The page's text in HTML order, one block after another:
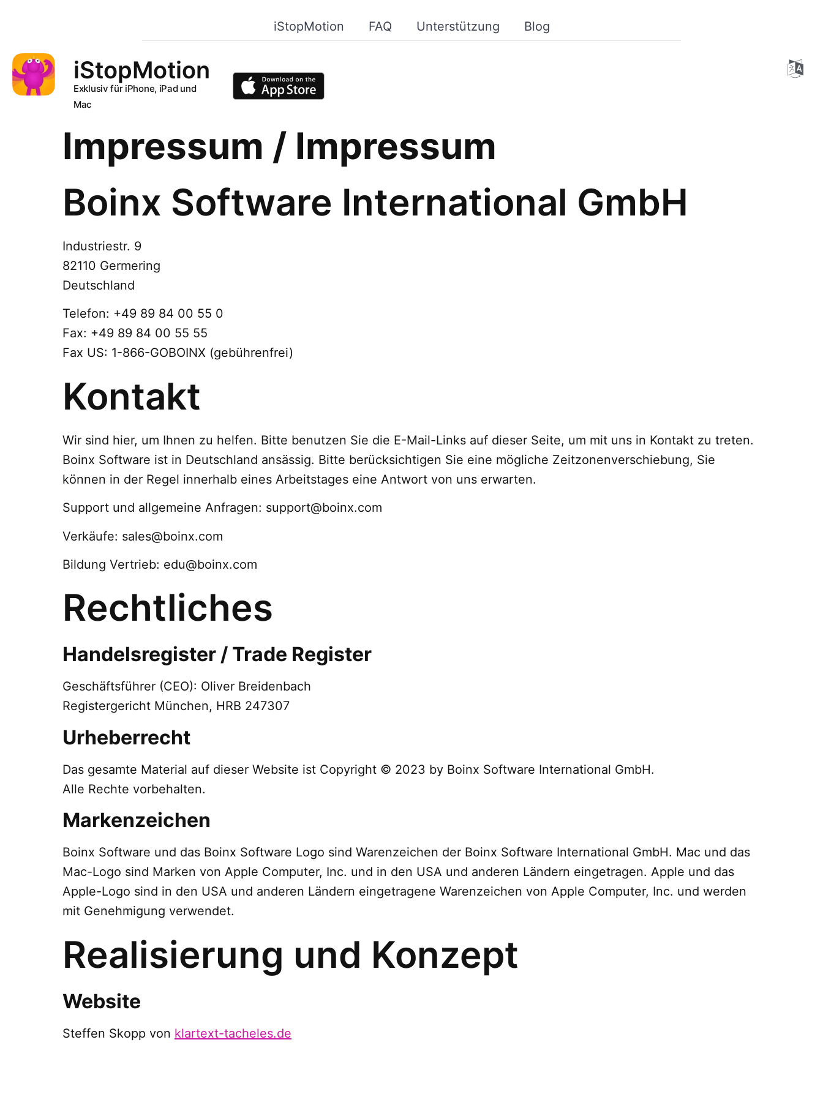
iStopMotion FAQ Unterstützung Blog
iStopMotion
Exklusiv für iPhone, iPad und
Mac
Impressum / Impressum
Boinx Software International GmbH
Industriestr. 9
82110 Germering
Deutschland
Telefon: +49 89 84 00 55 0
Fax: +49 89 84 00 55 55
Fax US: 1-866-GOBOINX (gebührenfrei)
Kontakt
Wir sind hier, um Ihnen zu helfen. Bitte benutzen Sie die E-Mail-Links auf dieser Seite, um mit uns in Kontakt zu treten.
Boinx Software ist in Deutschland ansässig. Bitte berücksichtigen Sie eine mögliche Zeitzonenverschiebung, Sie
können in der Regel innerhalb eines Arbeitstages eine Antwort von uns erwarten.
Support und allgemeine Anfragen: support@boinx.com
Verkäufe: sales@boinx.com
Bildung Vertrieb: edu@boinx.com
Rechtliches
Handelsregister / Trade Register
Geschäftsführer (CEO): Oliver Breidenbach
Registergericht München, HRB 247307
Urheberrecht
Das gesamte Material auf dieser Website ist Copyright © 2023 by Boinx Software International GmbH.
Alle Rechte vorbehalten.
Markenzeichen
Boinx Software und das Boinx Software Logo sind Warenzeichen der Boinx Software International GmbH. Mac und das
Mac-Logo sind Marken von Apple Computer, Inc. und in den USA und anderen Ländern eingetragen. Apple und das
Apple-Logo sind in den USA und anderen Ländern eingetragene Warenzeichen von Apple Computer, Inc. und werden
mit Genehmigung verwendet.
Realisierung und Konzept
Website
Steffen Skopp von klartext-tacheles.de